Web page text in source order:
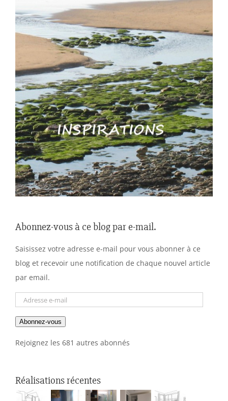
Abonnez-vous à ce blog par e-mail.
Saisissez votre adresse e-mail pour vous abonner à ce
blog et recevoir une notification de chaque nouvel article
par email.
Adresse
mail
Abonnez-vous
Rejoignez les 681 autres abonnés
Réalisations récentes